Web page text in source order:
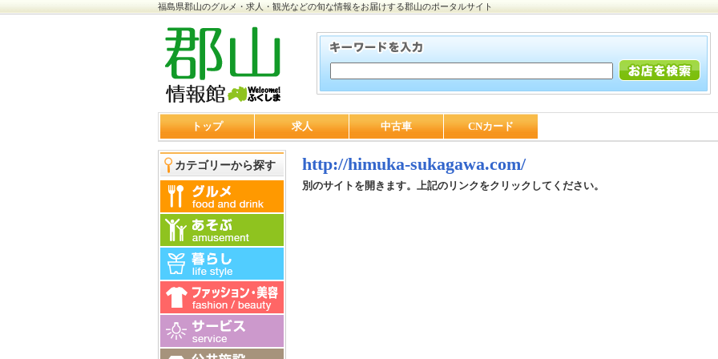
福島県郡山のグルメ・求人・観光などの旬な情報をお届けする郡山のポータルサイト
トップ 求人 中古車 CNカード
カテゴリーから探す http://himuka-sukagawa.com/
別のサイトを開きます。上記のリンクをクリックしてください。